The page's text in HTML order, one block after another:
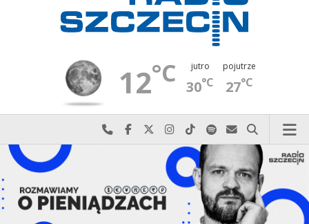
12°C jutro
30°C
pojutrze
27°C
Najlepiej po prostu do nas zadzwoń
Odwiedź nas na Facebook-u
Odwiedź nas na X
Odwiedź nas na Instagram-ie
Odwiedź nas na TikTok-u
Szukaj nas na Spotify
Wyślij do nas
Szukaj